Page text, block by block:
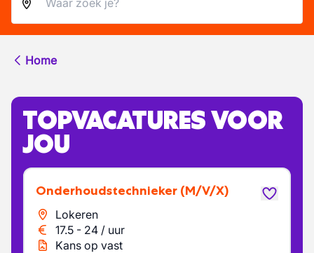
Home
TOPVACATURES VOOR
JOU
Onderhoudstechnieker (M/V/X)
Lokeren
17.5 - 24 / uur
Kans op vast